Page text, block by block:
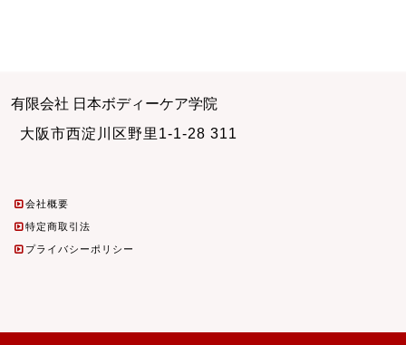
有限会社 日本ボディーケア学院
大阪市西淀川区野里1-1-28 311
会社概要
特定商取引法
プライバシーポリシー